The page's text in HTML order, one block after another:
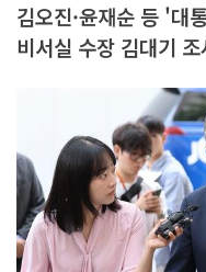
김오진·윤재순 등 '대
비서실 수장 김대기